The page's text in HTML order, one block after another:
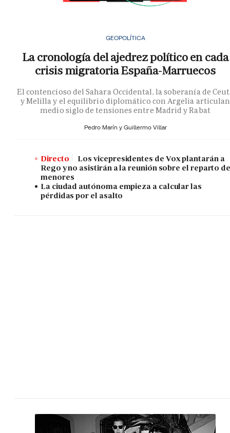
GEOPOLÍTICA
La cronología del ajedrez político en cada
crisis migratoria España-Marruecos
El contencioso del Sahara Occidental, la soberanía de
y Melilla y el equilibrio diplomático con Argelia articulan
medio siglo de tensiones entre Madrid y Rabat
Pedro Marín y Guillermo Villar
Directo
Los vicepresidentes de Vox plantarán a
Rego y no asistirán a la reunión sobre el reparto
menores
La ciudad autónoma empieza a calcular las
pérdidas por el asalto